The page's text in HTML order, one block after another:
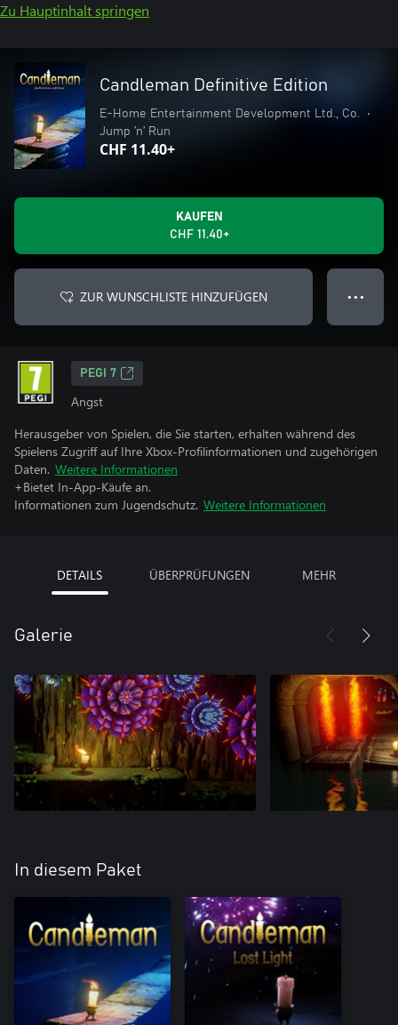
Zu Hauptinhalt springen
Candleman Definitive Edition
E-Home Entertainment Development Ltd., Co.
•
Jump ’n’ Run
CHF 11.40+
KAUFEN
CHF 11.40+
ZUR WUNSCHLISTE HINZUFÜGEN ● ● ●
PEGI 7
Angst
Herausgeber von Spielen, die Sie starten, erhalten während des
Spielens Zugriff auf Ihre Xbox-Profilinformationen und zugehörigen
Daten. Weitere Informationen
+Bietet In-App-Käufe an.
Informationen zum Jugendschutz. Weitere Informationen
DETAILS ÜBERPRÜFUNGEN MEHR
Galerie
In diesem Paket